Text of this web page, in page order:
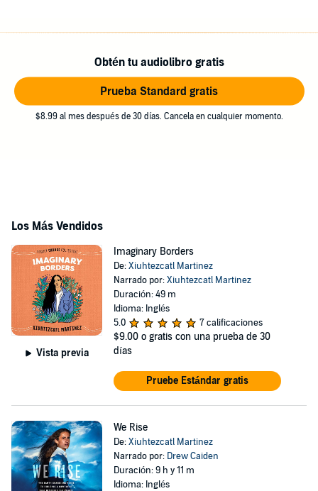
Obtén tu audiolibro gratis
Prueba Standard gratis
$8.99 al mes después de 30 días. Cancela en cualquier momento.
Los Más Vendidos
Vista previa
Imaginary Borders
De:Xiuhtezcatl Martinez
Narrado por:Xiuhtezcatl Martinez
Duración: 49 m
Idioma: Inglés
5.0
7 calificaciones
$9.00 o gratis con una prueba de 30
días
Pruebe Estándar gratis
We Rise
De:Xiuhtezcatl Martinez
Narrado por: Drew Caiden
Duración: 9 h y 11 m
Idioma: Inglés